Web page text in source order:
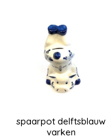
spaarpot delftsblauw
varken